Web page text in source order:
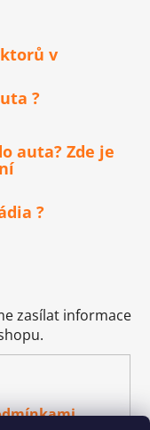
v
?
auta? Zde je
?
zasílat informace